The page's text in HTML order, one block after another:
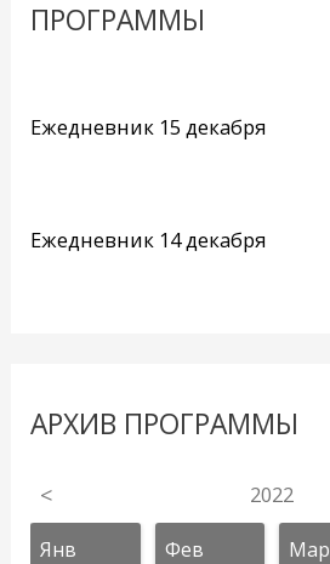
ПРОГРАММЫ
Ежедневник 15 декабря
Ежедневник 14 декабря
АРХИВ ПРОГРАММЫ
< 2022
Янв Фев Мар